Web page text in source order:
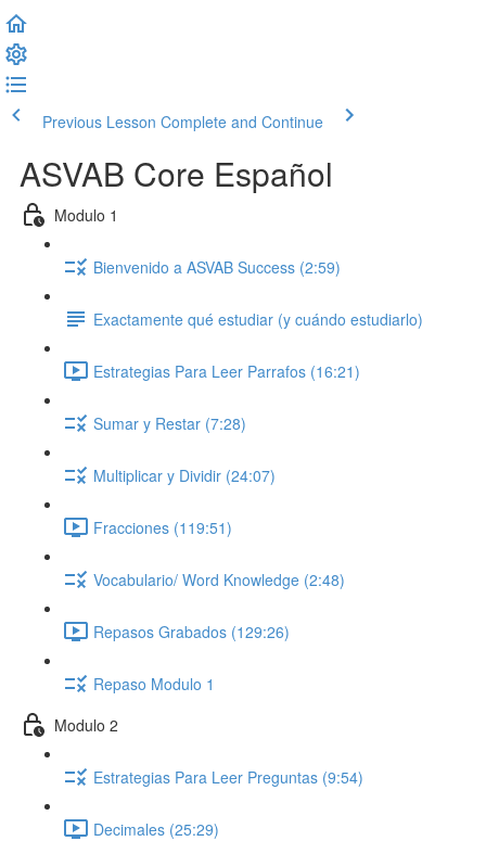
Previous Lesson Complete and Continue
ASVAB Core Español
Modulo 1
Bienvenido a ASVAB Success (2:59)
Exactamente qué estudiar (y cuándo estudiarlo)
Estrategias Para Leer Parrafos (16:21)
Sumar y Restar (7:28)
Multiplicar y Dividir (24:07)
Fracciones (119:51)
Vocabulario/ Word Knowledge (2:48)
Repasos Grabados (129:26)
Repaso Modulo 1
Modulo 2
Estrategias Para Leer Preguntas (9:54)
Decimales (25:29)